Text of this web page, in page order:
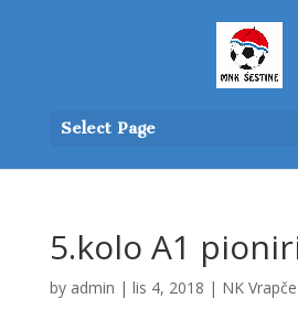
Select Page
5.kolo A1
by admin | lis 4, 2018 | NK Vrapče